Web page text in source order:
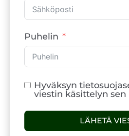
Puhelin
Hyväksyn
viestin käsittelyn sen
LÄHETÄ